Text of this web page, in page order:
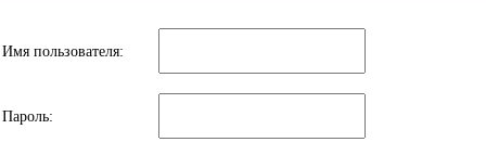
Имя пользователя:
Пароль: